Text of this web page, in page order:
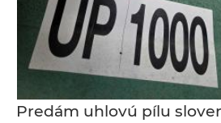
Predám uhlovú pílu